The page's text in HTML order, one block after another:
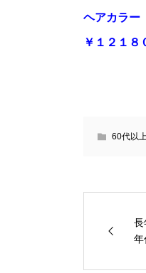
ヘアカラー
￥１２１８
60代以
長
年